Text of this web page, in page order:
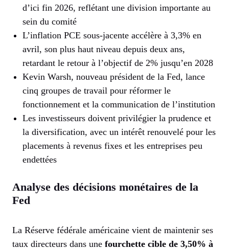
d’ici fin 2026, reflétant une division importante au
sein du comité
L’inflation PCE sous-jacente accélère à 3,3% en
avril, son plus haut niveau depuis deux ans,
retardant le retour à l’objectif de 2% jusqu’en 2028
Kevin Warsh, nouveau président de la Fed, lance
cinq groupes de travail pour réformer le
fonctionnement et la communication de l’institution
Les investisseurs doivent privilégier la prudence et
la diversification, avec un intérêt renouvelé pour les
placements à revenus fixes et les entreprises peu
endettées
Analyse des décisions monétaires de la
Fed
La Réserve fédérale américaine vient de maintenir ses
taux directeurs dans une fourchette cible de 3,50% à